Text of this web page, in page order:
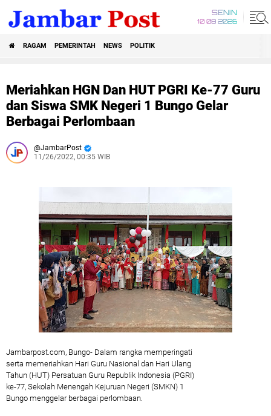
SENIN
10 08 2026
RAGAM PEMERINTAH NEWS POLITIK
Meriahkan HGN Dan HUT PGRI Ke-77 Guru
dan Siswa SMK Negeri 1 Bungo Gelar
Berbagai Perlombaan
JambarPost
11/26/2022, 00:35 WIB
Jambarpost.com, Bungo- Dalam rangka memperingati
serta memeriahkan Hari Guru Nasional dan Hari Ulang
Tahun (HUT) Persatuan Guru Republik Indonesia (PGRI)
ke-77, Sekolah Menengah Kejuruan Negeri (SMKN) 1
Bungo menggelar berbagai perlombaan.